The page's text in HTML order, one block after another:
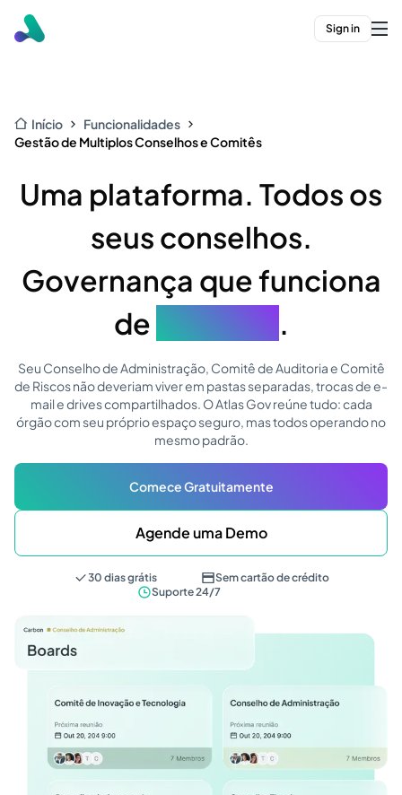
Sign in
Início
Funcionalidades
Gestão de Multiplos Conselhos e Comitês
Uma plataforma. Todos os
seus conselhos.
Governança que funciona
de
.
Seu Conselho de Administração, Comitê de Auditoria e Comitê
de Riscos não deveriam viver em pastas separadas, trocas de e-
mail e drives compartilhados. O Atlas Gov reúne tudo: cada
órgão com seu próprio espaço seguro, mas todos operando no
mesmo padrão.
Comece Gratuitamente
Agende uma Demo
30 dias grátis
Sem cartão de crédito
Suporte 24/7